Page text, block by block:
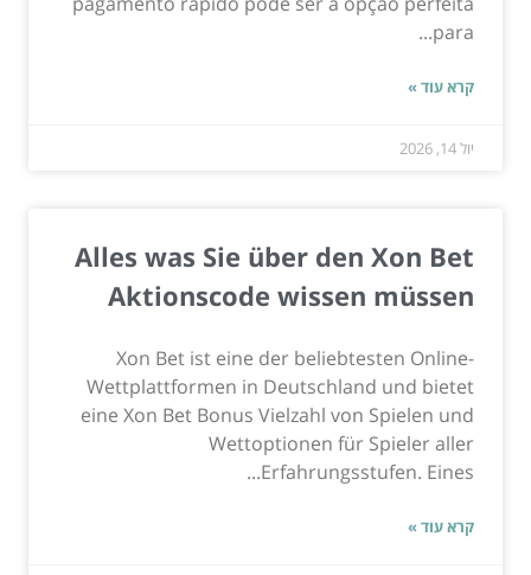
para...
קרא עוד »
יול 14, 2026
Alles was Sie über den Xon Bet
Aktionscode wissen müssen
Xon Bet ist eine der beliebtesten Online-
Wettplattformen in Deutschland und bietet
eine Xon Bet Bonus Vielzahl von Spielen und
Wettoptionen für Spieler aller
Erfahrungsstufen. Eines...
קרא עוד »